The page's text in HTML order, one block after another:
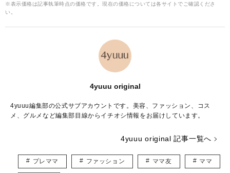
※表示価格は記事執筆時点の価格です。現在の価格については各サイトでご確認くださ
い。
4yuuu original
4yuuu編集部の公式サブアカウントです。美容、ファッション、コス
メ、グルメなど編集部目線からイチオシ情報をお届けしています。
4yuuu original 記事一覧へ
プレママ ファッション ママ友 ママ